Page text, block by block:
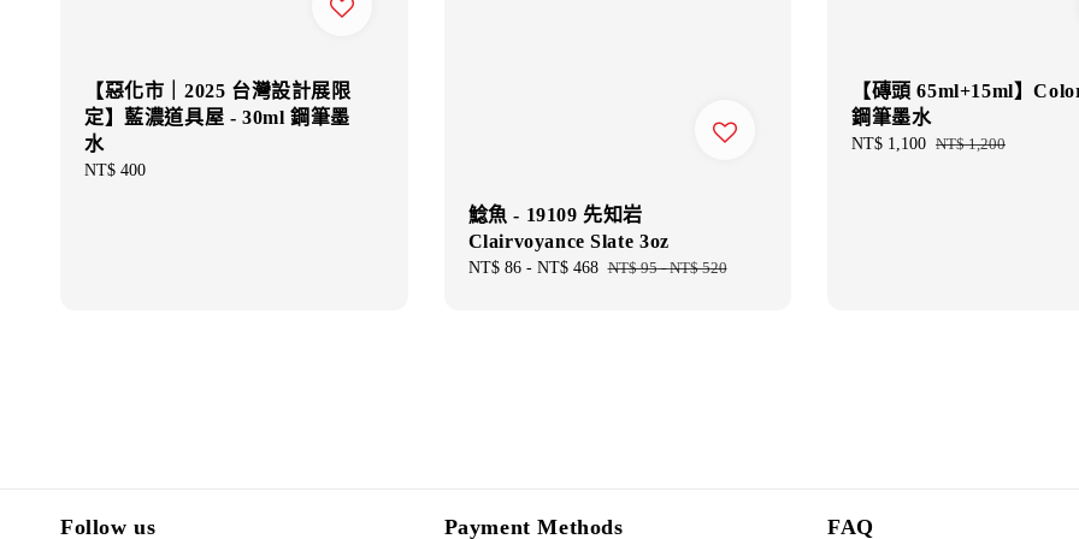
【惡化市｜2025 台灣設計展限
定】藍濃道具屋 - 30ml 鋼筆墨
水
Regular
NT$ 400
鯰魚 - 19109 先知岩
Clairvoyance Slate 3oz
Sale
NT$ 86- NT$ 468 Regular
NT$ 95-NT$ 520
【磚頭 65ml+15ml】
鋼筆墨水
Sale
NT$ 1,100 Regular
NT$ 1,200
Follow us Payment Methods FAQ